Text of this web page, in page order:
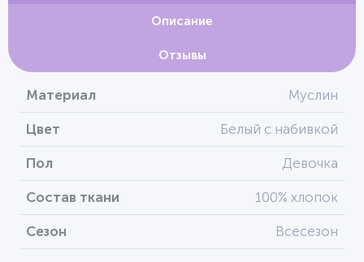
Описание
Отзывы
Материал Муслин
Цвет Белый с набивкой
Пол Девочка
Состав ткани 100% хлопок
Сезон Всесезон